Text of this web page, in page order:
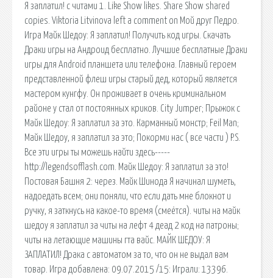
Я заплатил! с читами 1. Like Show likes. Share Show shared
copies. Viktoria Litvinova left a comment on Мой друг Педро.
Игра Майк Шедоу: Я заплатил! Получить код игры. Скачать
Драки игры на Андроид бесплатно. Лучшие бесплатные Драки
игры для Android планшета или телефона. Главный героем
представленной флеш игры старый дед, который является
мастером кунгфу. Он проживает в очень криминальном
районе у стал от постоянных криков. City Jumper; Прыжок с
Майк Шедоу: Я заплатил за это. Карманный монстр; Feil Man;
Майк Шедоу, я заплатил за это; Покорми нас ( все части ) P.S.
Все эти игры ты можешь найти здесь-----
http://legendsofflash.com. Майк Шедоу: Я заплатил за это!
Постовая Башня 2: через. Майк Шинода Я начинал шуметь,
надоедать всем; они поняли, что если дать мне блокнот и
ручку, я заткнусь на какое-то время (смеётся). читы на майк
шедоу я заплатил за читы на лефт 4 деад 2 код на патроны;
читы на летающие машины гта вайс. МАЙК ШЕДОУ: Я
ЗАПЛАТИЛ! Драка с автоматом за то, что он не выдал вам
товар. Игра добавлена: 09.07.2015 /15: Играли: 13396.